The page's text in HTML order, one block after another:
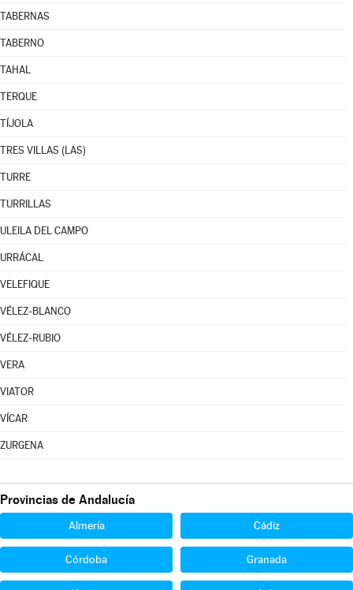
TABERNAS
TABERNO
TAHAL
TERQUE
TÍJOLA
TRES VILLAS (LAS)
TURRE
TURRILLAS
ULEILA DEL CAMPO
URRÁCAL
VELEFIQUE
VÉLEZ-BLANCO
VÉLEZ-RUBIO
VERA
VIATOR
VÍCAR
ZURGENA
Provincias de Andalucía
Almería Cádiz
Córdoba Granada